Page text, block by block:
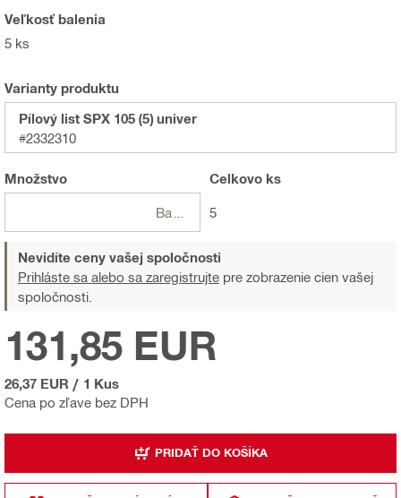
Veľkosť balenia
5 ks
Varianty produktu
Pílový list SPX 105 (5) univer
#2332310
Množstvo Celkovo ks
5
Nevidíte ceny vašej spoločnosti
Prihláste sa alebo sa zaregistrujte pre zobrazenie cien vašej
spoločnosti.
Cena po zľave bez DPH
131,85 EUR
26,37 EUR / 1 Kus
PRIDAŤ DO KOŠÍKA